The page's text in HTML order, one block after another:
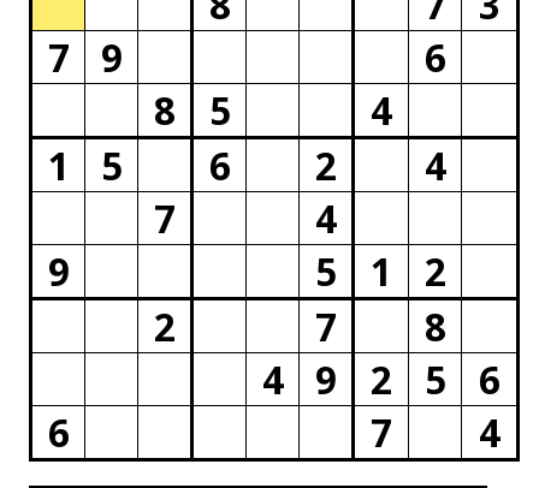
7
9
6
8
5
4
1
5 6 2
4
7
4
9
5 1
2
2
7
8
4
9 2 5
6
6
7 4